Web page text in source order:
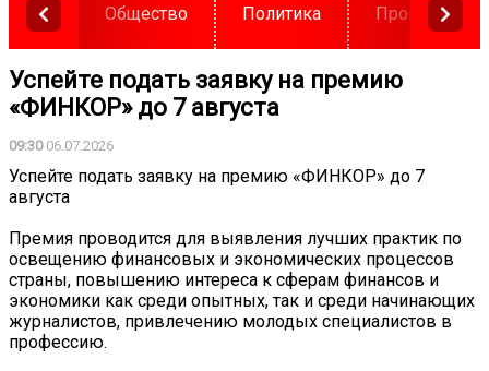
Общество Политика
Успейте подать заявку на премию
«ФИНКОР» до 7 августа
09:3006.07.2026
Успейте подать заявку на премию «ФИНКОР» до 7
августа
Премия проводится для выявления лучших практик по
освещению финансовых и экономических процессов
страны, повышению интереса к сферам финансов и
экономики как среди опытных, так и среди начинающих
журналистов, привлечению молодых специалистов в
профессию.